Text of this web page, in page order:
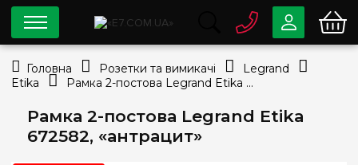
Рамка 2-постова Legrand Etika
672582, «антрацит»
0 80033-63-07
Безкоштовно
info@e7.com.ua
044334-79-78
Viber
Головна Розетки та вимикачі
Legrand
Etika
Рамка 2-постова Legrand Etika 672582, «антрацит»